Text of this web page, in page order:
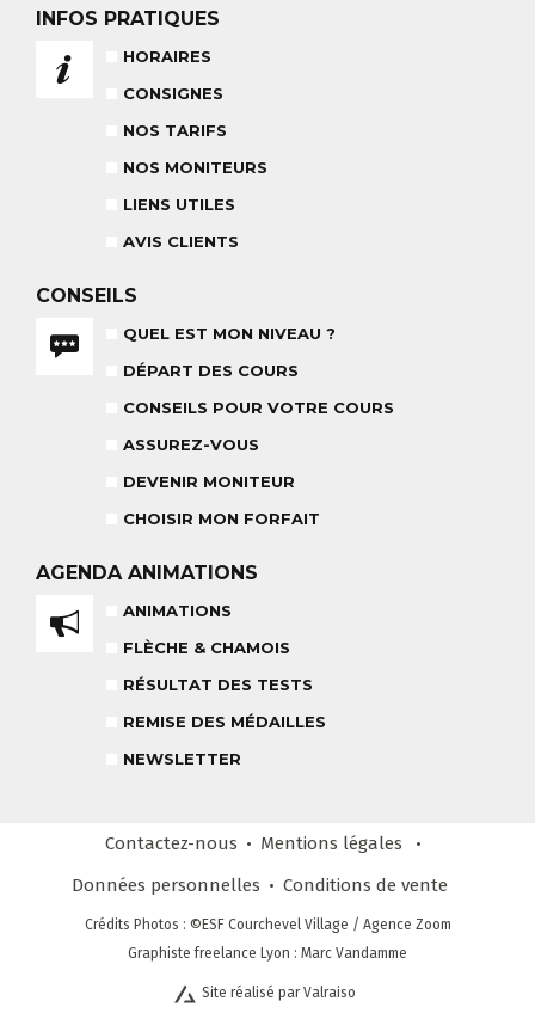
NOS TARIFS
POUR CET HIVER
NOS MONITEURS
LIENS UTILES
& PARTENAIRES
CONSEILS POUR VOTRE COURS
CONSEILS AUX PARENTS
CARRÉ NEIGE
DEVENIR MONITEUR
RÉSULTAT DES TESTS
REMISE DES MÉDAILLES
LE VENDREDI
18 MOIS À 3 ANS
CLUB LOISIRS
COURS DE SKI ENFANTS & TEAM
ETOILES
TEAM RIDER
8-14 ANS
COURS PRIVÉ JOURNÉE
À PARTIR DE 670€
COURS PRIVÉ APRÈS-MIDI
INFOS PRATIQUES
HORAIRES
CONSIGNES
NOS TARIFS
NOS MONITEURS
LIENS UTILES
AVIS CLIENTS
CONSEILS
QUEL EST MON NIVEAU ?
DÉPART DES COURS
CONSEILS POUR VOTRE COURS
ASSUREZ-VOUS
DEVENIR MONITEUR
CHOISIR MON FORFAIT
AGENDA ANIMATIONS
ANIMATIONS
FLÈCHE & CHAMOIS
RÉSULTAT DES TESTS
REMISE DES MÉDAILLES
NEWSLETTER
Contactez-nous
Mentions légales
Données personnelles
Conditions de vente
Crédits Photos : ©ESF Courchevel Village / Agence Zoom
Graphiste freelance Lyon : Marc Vandamme
Site réalisé par Valraiso